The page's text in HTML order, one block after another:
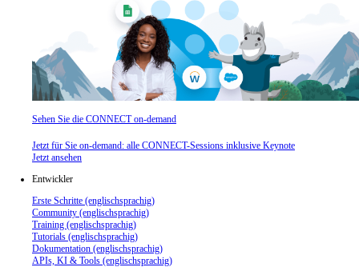
Sehen Sie die CONNECT on-demand
Jetzt für Sie on-demand: alle CONNECT-Sessions inklusive Keynote
Jetzt ansehen
Entwickler
Erste Schritte (englischsprachig)
Community (englischsprachig)
Training (englischsprachig)
Tutorials (englischsprachig)
Dokumentation (englischsprachig)
APIs, KI & Tools (englischsprachig)